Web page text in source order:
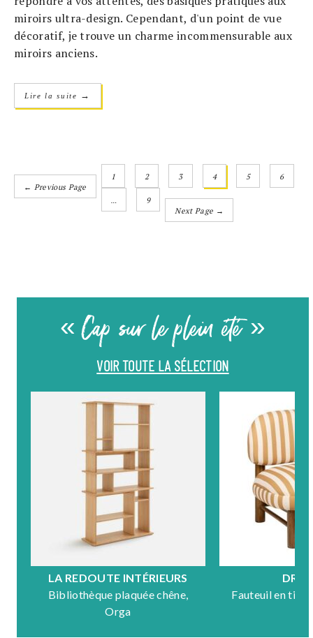
miroirs ultra-design. Cependant, d'un point de vue
décoratif, je trouve un charme incommensurable aux
miroirs anciens.
Lire la suite →
← Previous Page
1 2 3 4 5 6
9
Next Page →
« Cap sur le plein été »
VOIR TOUTE LA SÉLECTION
LA REDOUTE INTÉRIEURS
Bibliothèque plaquée chêne,
Orga
Fauteuil en